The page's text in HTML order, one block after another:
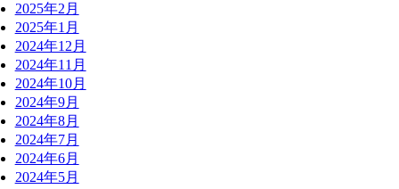
2025年2月
2025年1月
2024年12月
2024年11月
2024年10月
2024年9月
2024年8月
2024年7月
2024年6月
2024年5月